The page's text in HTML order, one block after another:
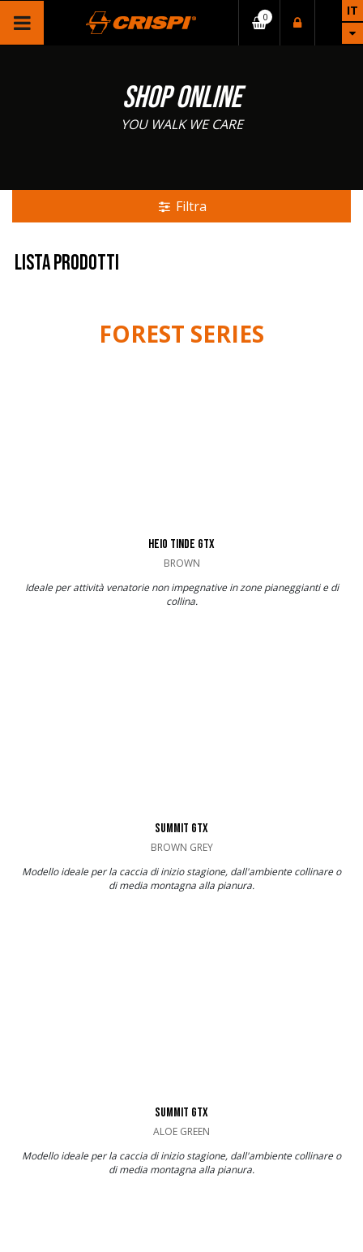
IT
SHOP ONLINE
YOU WALK WE CARE
Filtra
Lista prodotti
FOREST SERIES
HEIO TINDE GTX
BROWN
Ideale per attività venatorie non impegnative in zone pianeggianti e di
collina.
SUMMIT GTX
BROWN GREY
Modello ideale per la caccia di inizio stagione, dall'ambiente collinare o
di media montagna alla pianura.
SUMMIT GTX
ALOE GREEN
Modello ideale per la caccia di inizio stagione, dall'ambiente collinare o
di media montagna alla pianura.